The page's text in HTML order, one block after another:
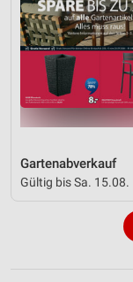
Gartenabverkauf
Gültig bis Sa. 15.08.